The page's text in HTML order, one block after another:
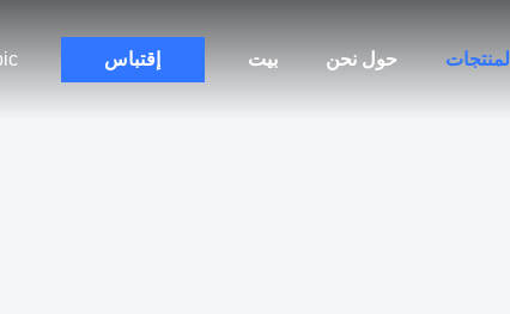
بيت حول نحن المنتجات إقتباس